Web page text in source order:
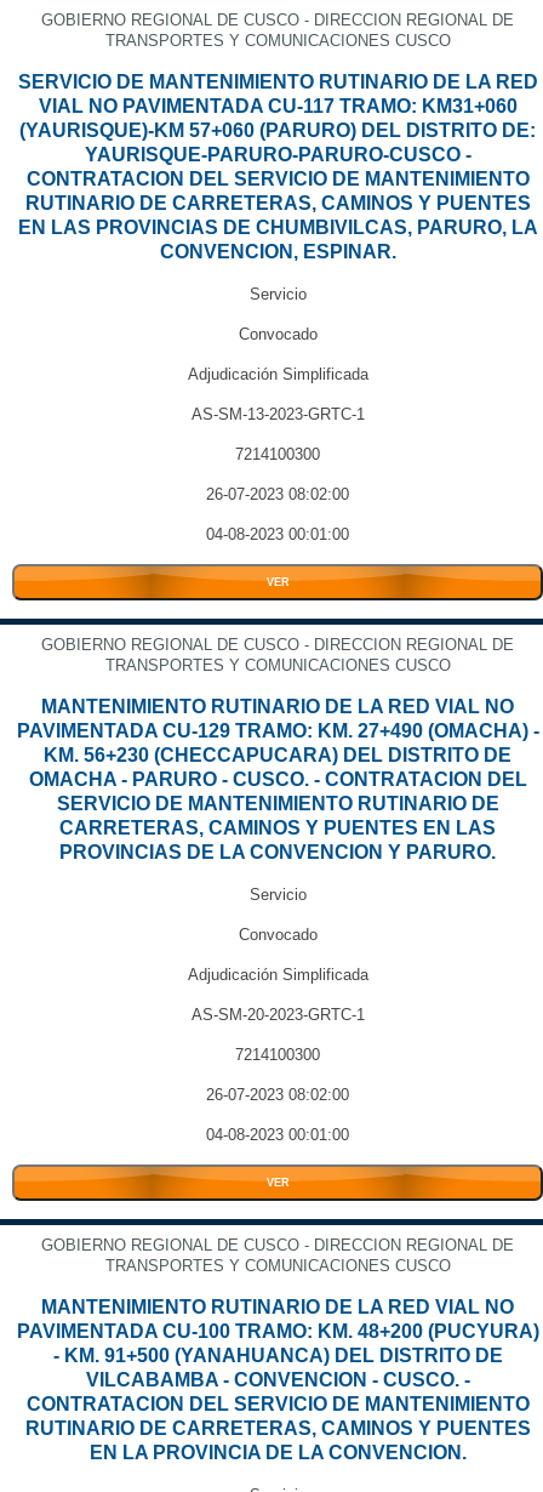
GOBIERNO REGIONAL DE CUSCO - DIRECCION REGIONAL DE
TRANSPORTES Y COMUNICACIONES CUSCO
SERVICIO DE MANTENIMIENTO RUTINARIO DE LA RED
VIAL NO PAVIMENTADA CU-117 TRAMO: KM31+060
(YAURISQUE)-KM 57+060 (PARURO) DEL DISTRITO DE:
YAURISQUE-PARURO-PARURO-CUSCO -
CONTRATACION DEL SERVICIO DE MANTENIMIENTO
RUTINARIO DE CARRETERAS, CAMINOS Y PUENTES
EN LAS PROVINCIAS DE CHUMBIVILCAS, PARURO, LA
CONVENCION, ESPINAR.
Servicio
Convocado
Adjudicación Simplificada
AS-SM-13-2023-GRTC-1
7214100300
26-07-2023 08:02:00
04-08-2023 00:01:00
VER
GOBIERNO REGIONAL DE CUSCO - DIRECCION REGIONAL DE
TRANSPORTES Y COMUNICACIONES CUSCO
MANTENIMIENTO RUTINARIO DE LA RED VIAL NO
PAVIMENTADA CU-129 TRAMO: KM. 27+490 (OMACHA) -
KM. 56+230 (CHECCAPUCARA) DEL DISTRITO DE
OMACHA - PARURO - CUSCO. - CONTRATACION DEL
SERVICIO DE MANTENIMIENTO RUTINARIO DE
CARRETERAS, CAMINOS Y PUENTES EN LAS
PROVINCIAS DE LA CONVENCION Y PARURO.
Servicio
Convocado
Adjudicación Simplificada
AS-SM-20-2023-GRTC-1
7214100300
26-07-2023 08:02:00
04-08-2023 00:01:00
VER
GOBIERNO REGIONAL DE CUSCO - DIRECCION REGIONAL DE
TRANSPORTES Y COMUNICACIONES CUSCO
MANTENIMIENTO RUTINARIO DE LA RED VIAL NO
PAVIMENTADA CU-100 TRAMO: KM. 48+200 (PUCYURA)
- KM. 91+500 (YANAHUANCA) DEL DISTRITO DE
VILCABAMBA - CONVENCION - CUSCO. -
CONTRATACION DEL SERVICIO DE MANTENIMIENTO
RUTINARIO DE CARRETERAS, CAMINOS Y PUENTES
EN LA PROVINCIA DE LA CONVENCION.